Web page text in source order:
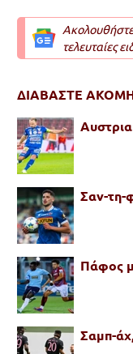
τελευταίες
ΔΙΑΒΑΣΤΕ
Σαν-τη-
Πάφος
Σαμπ-